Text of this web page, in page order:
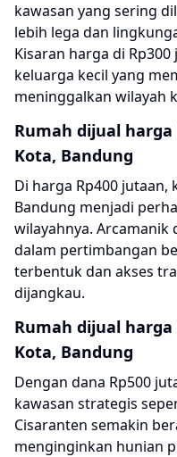
kawasan yang sering
lebih lega dan
Kisaran harga di
keluarga kecil yang
meninggalkan wilayah
Rumah dijual harga
Kota, Bandung
Di harga Rp400 jutaan,
Bandung menjadi
wilayahnya. Arcamanik
dalam pertimbangan
terbentuk dan akses
dijangkau.
Rumah dijual harga
Kota, Bandung
Dengan dana Rp500
kawasan strategis
Cisaranten semakin
menginginkan hunian